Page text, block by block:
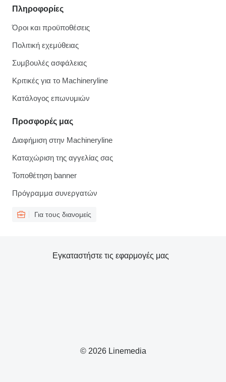
Πληροφορίες
Όροι και προϋποθέσεις
Πολιτική εχεμύθειας
Συμβουλές ασφάλειας
Κριτικές για το Machineryline
Κατάλογος επωνυμιών
Προσφορές μας
Διαφήμιση στην Machineryline
Καταχώριση της αγγελίας σας
Τοποθέτηση banner
Πρόγραμμα συνεργατών
Για τους διανομείς
© 2026 Linemedia
Εγκαταστήστε τις εφαρμογές μας